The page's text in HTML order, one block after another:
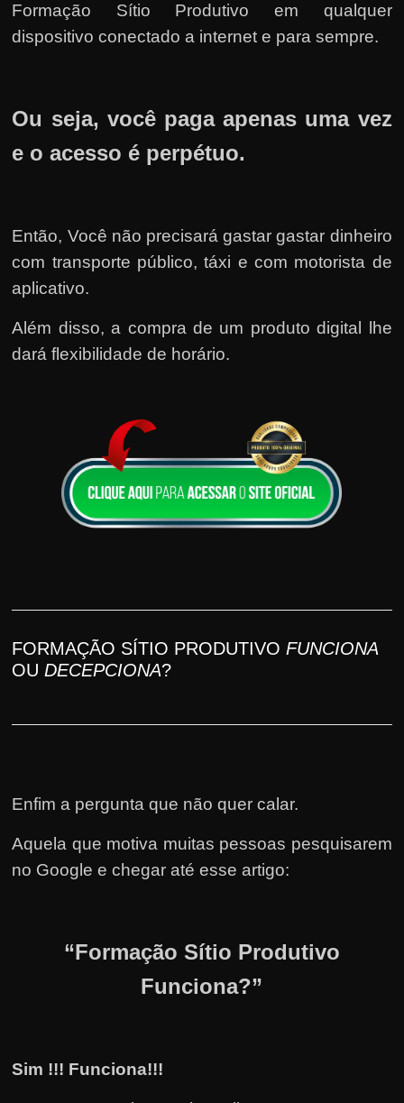
Formação Sítio Produtivo em qualquer
dispositivo conectado a internet e para sempre.
Ou seja, você paga apenas uma vez
e o acesso é perpétuo.
Então, Você não precisará gastar gastar dinheiro
com transporte público, táxi e com motorista de
aplicativo.
Além disso, a compra de um produto digital lhe
dará flexibilidade de horário.
FORMAÇÃO SÍTIO PRODUTIVOFUNCIONA
OUDECEPCIONA?
Enfim a pergunta que não quer calar.
Aquela que motiva muitas pessoas pesquisarem
no Google e chegar até esse artigo:
“Formação Sítio Produtivo
Funciona?”
Sim !!! Funciona!!!